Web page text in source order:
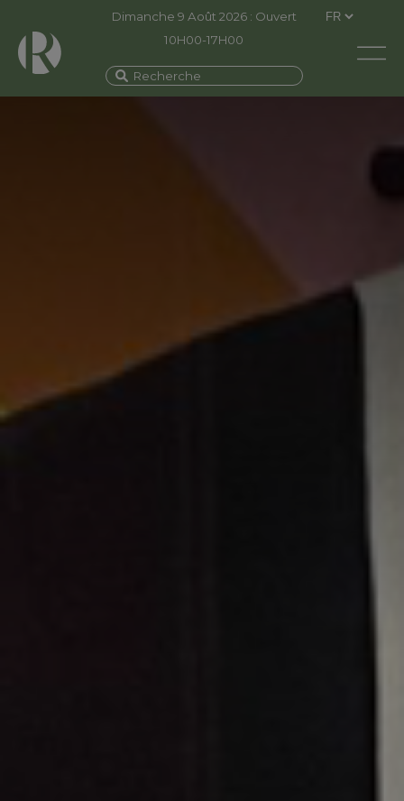
Dimanche 9 Août 2026 : Ouvert
10H00-17H00